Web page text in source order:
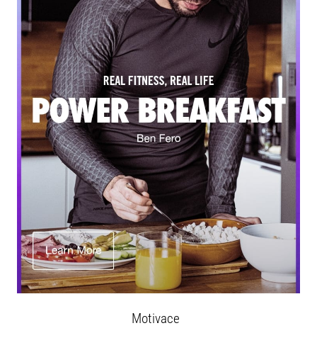
Motivace